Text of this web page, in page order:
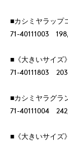
■カシミヤラップ
71-40111003
■《大きいサイズ
71-40111803
■カシミヤラグラ
71-40111004
■《大きいサイズ